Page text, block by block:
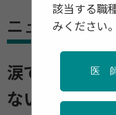
ニュース
涙で乳がん
ない検査を
該当する職
みください。
医